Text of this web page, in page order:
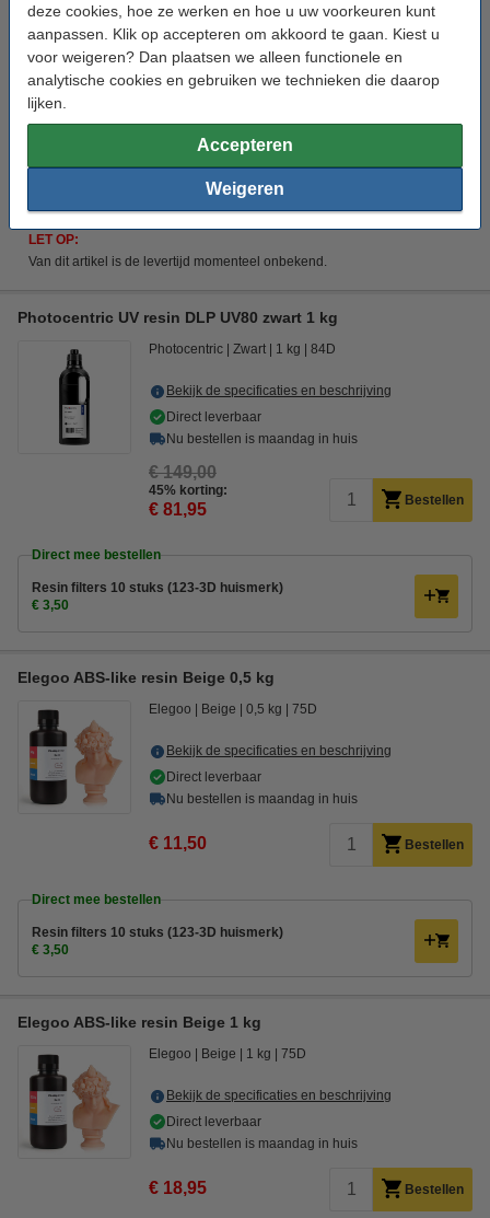
deze cookies, hoe ze werken en hoe u uw voorkeuren kunt
aanpassen. Klik op accepteren om akkoord te gaan. Kiest u
voor weigeren? Dan plaatsen we alleen functionele en
analytische cookies en gebruiken we technieken die daarop
lijken.
Accepteren
Weigeren
Tijdelijk uitverkocht
€ 76,50
Direct mee bestellen
Resin filters 10 stuks (123-3D huismerk)
LET OP:
Van dit artikel is de levertijd momenteel onbekend.
Photocentric UV resin DLP UV80 zwart 1 kg
Photocentric Zwart 1 kg 84D
Bekijk de specificaties en beschrijving
Direct leverbaar
Nu bestellen is maandag in huis
€ 149,00
45% korting:
€ 81,95 Bestellen
Direct mee bestellen
Resin filters 10 stuks (123-3D huismerk)
€ 3,50
Elegoo ABS-like resin Beige 0,5 kg
Elegoo Beige 0,5 kg 75D
Bekijk de specificaties en beschrijving
Direct leverbaar
Nu bestellen is maandag in huis
€ 11,50 Bestellen
Direct mee bestellen
Resin filters 10 stuks (123-3D huismerk)
€ 3,50
Elegoo ABS-like resin Beige 1 kg
Elegoo Beige 1 kg 75D
Bekijk de specificaties en beschrijving
Direct leverbaar
Nu bestellen is maandag in huis
€ 18,95 Bestellen